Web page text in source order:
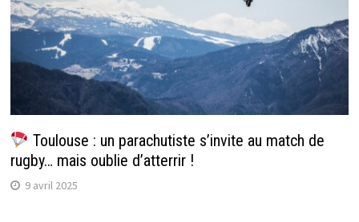
Toulouse : un parachutiste s’invite au match de
rugby… mais oublie d’atterrir !
9 avril 2025